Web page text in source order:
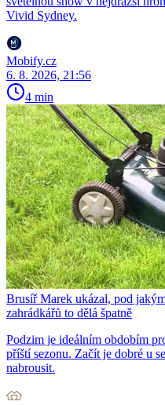
Vivid Sydney.
Mobify.cz
6. 8. 2026, 21:56
4 min
Brusíř Marek ukázal, pod
zahrádkářů to dělá špatně
Podzim je ideálním obdobím
příští sezonu. Začít je dobré u
nabrousit.